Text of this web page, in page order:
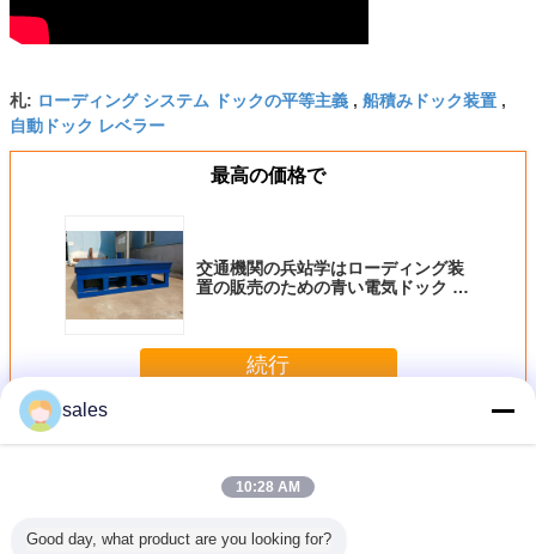
札: ローディング システム ドックの平等主義 , 船積みドック装置 ,
自動ドック レベラー
最高の価格で
交通機関の兵站学はローディング装
置の販売のための青い電気ドック レ
続行
多く電気ドック レベラー
sales
10:28 AM
Good day, what product are you looking for?